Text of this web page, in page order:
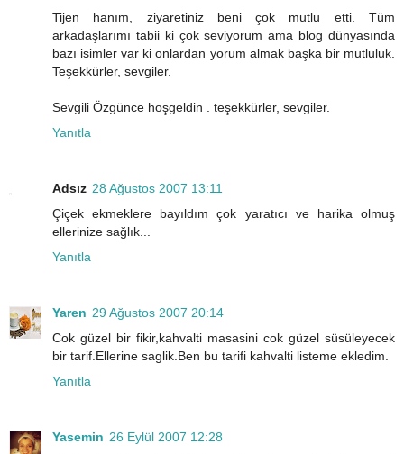
Tijen hanım, ziyaretiniz beni çok mutlu etti. Tüm
arkadaşlarımı tabii ki çok seviyorum ama blog dünyasında
bazı isimler var ki onlardan yorum almak başka bir mutluluk.
Teşekkürler, sevgiler.
Sevgili Özgünce hoşgeldin . teşekkürler, sevgiler.
Yanıtla
Adsız 28 Ağustos 2007 13:11
Çiçek ekmeklere bayıldım çok yaratıcı ve harika olmuş
ellerinize sağlık...
Yanıtla
Yaren 29 Ağustos 2007 20:14
Cok güzel bir fikir,kahvalti masasini cok güzel süsüleyecek
bir tarif.Ellerine saglik.Ben bu tarifi kahvalti listeme ekledim.
Yanıtla
Yasemin 26 Eylül 2007 12:28